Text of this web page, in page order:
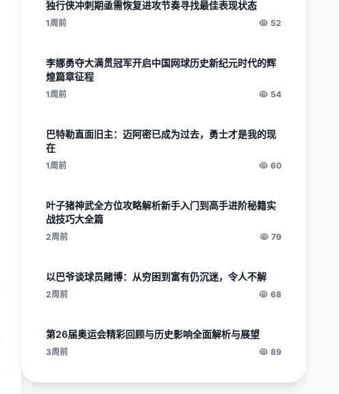
独行侠冲刺期亟需恢复进攻节奏寻找最佳表现状态
1周前 52
李娜勇夺大满贯冠军开启中国网球历史新纪元时代的辉
煌篇章征程
1周前 54
巴特勒直面旧主：迈阿密已成为过去，勇士才是我的现
在
1周前 60
叶子猪神武全方位攻略解析新手入门到高手进阶秘籍实
战技巧大全篇
2周前 79
以巴爷谈球员赌博：从穷困到富有仍沉迷，令人不解
2周前 68
第26届奥运会精彩回顾与历史影响全面解析与展望
3周前 89